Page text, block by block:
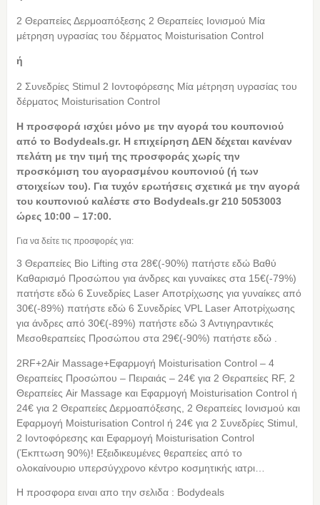
2 Θεραπείες Δερμοαπόξεσης 2 Θεραπείες Ιονισμού Μία
μέτρηση υγρασίας του δέρματος Moisturisation Control
ή
2 Συνεδρίες Stimul 2 Ιοντοφόρεσης Μία μέτρηση υγρασίας του
δέρματος Moisturisation Control
Η προσφορά ισχύει μόνο με την αγορά του κουπονιού
από το Bodydeals.gr. Η επιχείρηση ΔΕΝ δέχεται κανέναν
πελάτη με την τιμή της προσφοράς χωρίς την
προσκόμιση του αγορασμένου κουπονιού (ή των
στοιχείων του). Για τυχόν ερωτήσεις σχετικά με την αγορά
του κουπονιού καλέστε στο Bodydeals.gr 210 5053003
ώρες 10:00 – 17:00.
Για να δείτε τις προσφορές για:
3 Θεραπείες Bio Lifting στα 28€(-90%) πατήστε εδώ Βαθύ
Καθαρισμό Προσώπου για άνδρες και γυναίκες στα 15€(-79%)
πατήστε εδώ 6 Συνεδρίες Laser Αποτρίχωσης για γυναίκες από
30€(-89%) πατήστε εδώ 6 Συνεδρίες VPL Laser Αποτρίχωσης
για άνδρες από 30€(-89%) πατήστε εδώ 3 Αντιγηραντικές
Μεσοθεραπείες Προσώπου στα 29€(-90%) πατήστε εδώ .
2RF+2Air Massage+Εφαρμογή Moisturisation Control – 4
Θεραπείες Προσώπου – Πειραιάς – 24€ για 2 Θεραπείες RF, 2
Θεραπείες Air Massage και Εφαρμογή Moisturisation Control ή
24€ για 2 Θεραπείες Δερμοαπόξεσης, 2 Θεραπείες Ιονισμού και
Εφαρμογή Moisturisation Control ή 24€ για 2 Συνεδρίες Stimul,
2 Ιοντοφόρεσης και Εφαρμογή Moisturisation Control
(Έκπτωση 90%)! Εξειδικευμένες θεραπείες από το
ολοκαίνουριο υπερσύγχρονο κέντρο κοσμητικής ιατρι…
Η προσφορα ειναι απο την σελιδα : Bodydeals